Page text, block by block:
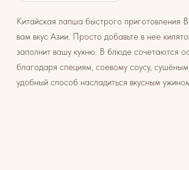
Китайская лапша быстрого
вам вкус Азии. Просто добавьте в нее
заполнит вашу кухню. В блюде сочетаются
благодаря специям, соевому соусу,
удобный способ насладиться вкусным